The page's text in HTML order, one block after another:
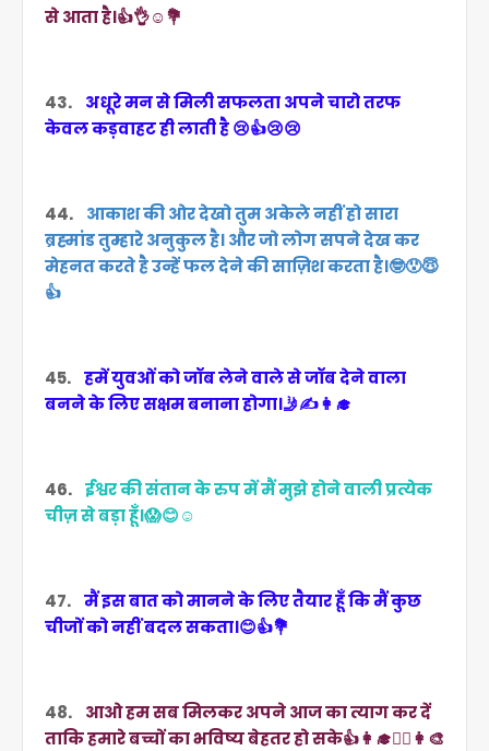
से आता है।👍👌☺️💐
43. अधूरे मन से मिली सफलता अपने चारो तरफ
केवल कड़वाहट ही लाती है 😢👍😢😢
44. आकाश की ओर देखो तुम अकेले नहीं हो सारा
ब्रह्मांड तुम्हारे अनुकुल है। और जो लोग सपने देख कर
मेहनत करते है उन्हें फल देने की साज़िश करता है।🤓😯😇
👍
45. हमें युवओं को जॉब लेने वाले से जॉब देने वाला
बनने के लिए सक्षम बनाना होगा।🤳✍️👩‍🎓
46. ईश्वर की संतान के रुप में मैं मुझे होने वाली प्रत्येक
चीज़ से बड़ा हूँ।😱😊☺️
47. मैं इस बात को मानने के लिए तैयार हूँ कि मैं कुछ
चीजों को नहीं बदल सकता।😊👍💐
48. आओ हम सब मिलकर अपने आज का त्याग कर दें
ताकि हमारे बच्चों का भविष्य बेहतर हो सके👍👩‍🎓👩‍✈️👩‍🎨